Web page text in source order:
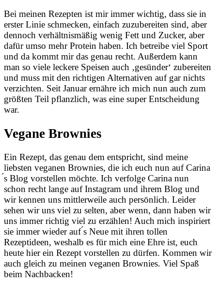
Bei meinen Rezepten ist mir immer wichtig, dass sie in
erster Linie schmecken, einfach zuzubereiten sind, aber
dennoch verhältnismäßig wenig Fett und Zucker, aber
dafür umso mehr Protein haben. Ich betreibe viel Sport
und da kommt mir das genau recht. Außerdem kann
man so viele leckere Speisen auch ‚gesünder‘ zubereiten
und muss mit den richtigen Alternativen auf gar nichts
verzichten. Seit Januar ernähre ich mich nun auch zum
größten Teil pflanzlich, was eine super Entscheidung
war.
Vegane Brownies
Ein Rezept, das genau dem entspricht, sind meine
liebsten veganen Brownies, die ich euch nun auf Carina
́s Blog vorstellen möchte. Ich verfolge Carina nun
schon recht lange auf Instagram und ihrem Blog und
wir kennen uns mittlerweile auch persönlich. Leider
sehen wir uns viel zu selten, aber wenn, dann haben wir
uns immer richtig viel zu erzählen! Auch mich inspiriert
sie immer wieder auf ́s Neue mit ihren tollen
Rezeptideen, weshalb es für mich eine Ehre ist, euch
heute hier ein Rezept vorstellen zu dürfen. Kommen wir
auch gleich zu meinen veganen Brownies. Viel Spaß
beim Nachbacken!